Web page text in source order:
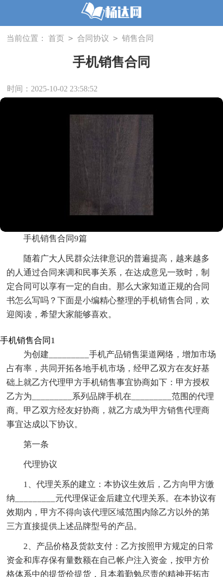
当前位置： 首页 > 合同协议 > 销售合同
手机销售合同
时间：2025-10-02 23:58:52
手机销售合同9篇
随着广大人民群众法律意识的普遍提高，越来越多
的人通过合同来调和民事关系，在达成意见一致时，制
定合同可以享有一定的自由。那么大家知道正规的合同
书怎么写吗？下面是小编精心整理的手机销售合同，欢
迎阅读，希望大家能够喜欢。
手机销售合同1
为创建_________手机产品销售渠道网络，增加市场
占有率，共同开拓各地手机市场，经甲乙双方在友好基
础上就乙方代理甲方手机销售事宜协商如下：甲方授权
乙方为_________系列品牌手机在_________范围的代理
商。甲乙双方经友好协商，就乙方成为甲方销售代理商
事宜达成以下协议。
第一条
代理协议
1、代理关系的建立：本协议生效后，乙方向甲方缴
纳_________元代理保证金后建立代理关系。在本协议有
效期内，甲方不得向该代理区域范围内除乙方以外的第
三方直接提供上述品牌型号的产品。
2、产品价格及货款支付：乙方按照甲方规定的日常
资金和库存保有量数额在自己帐户注入资金，按甲方价
格体系中的提货价提货，且本着勤勉尽责的精神开拓市